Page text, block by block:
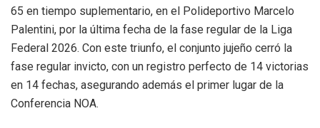
65 en tiempo suplementario, en el Polideportivo Marcelo
Palentini, por la última fecha de la fase regular de la Liga
Federal 2026. Con este triunfo, el conjunto jujeño cerró la
fase regular invicto, con un registro perfecto de 14 victorias
en 14 fechas, asegurando además el primer lugar de la
Conferencia NOA.